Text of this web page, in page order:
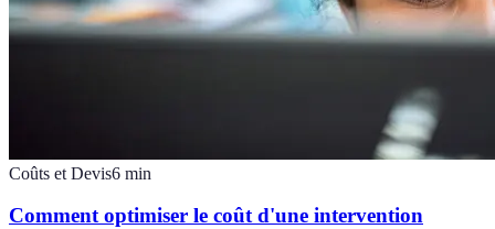
Coûts et Devis6 min
Comment optimiser le coût d'une intervention